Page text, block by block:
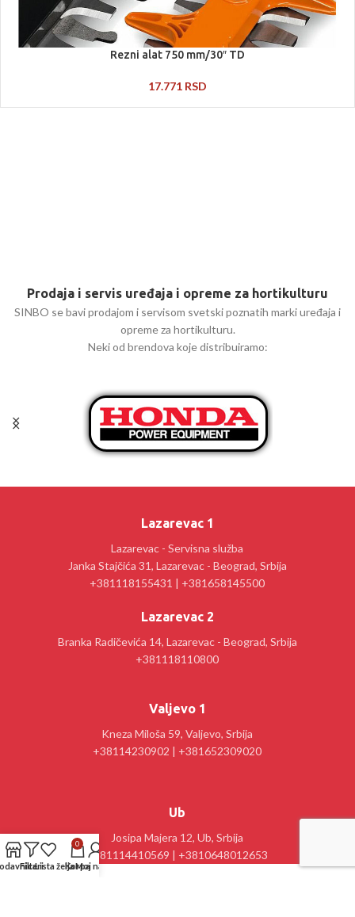
Rezni alat 750 mm/30″ TD
17.771 RSD
Prodaja i servis uređaja i opreme za hortikulturu
SINBO se bavi prodajom i servisom svetski poznatih marki uređaja i
opreme za hortikulturu.
Neki od brendova koje distribuiramo:
Lazarevac 1
Lazarevac - Servisna služba
Janka Stajčića 31, Lazarevac - Beograd, Srbija
+381118155431 | +381658145500
Lazarevac 2
Branka Radičevića 14, Lazarevac - Beograd, Srbija
+381118110800
Valjevo 1
Kneza Miloša 59, Valjevo, Srbija
+38114230902 | +381652309020
Ub
Josipa Majera 12, Ub, Srbija
+381114410569 | +3810648012653
FilteriLista želja
0
Korpa
Moj nalog